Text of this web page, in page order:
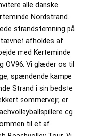
alle danske
Nordstrand,
strandstemning på
afholdes af
med Kerteminde
OV96. Vi glæder os til
spændende kampe
Strand i sin bedste
sommervejr, er
og
til et af